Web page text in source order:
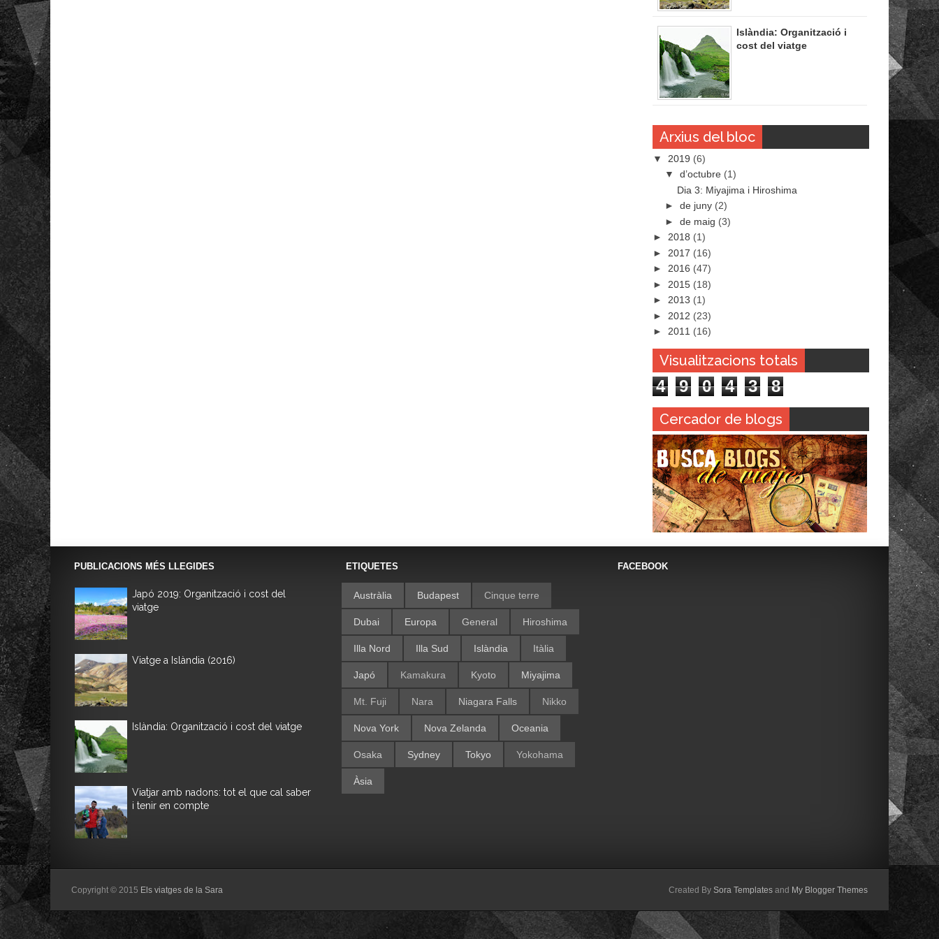
Islàndia: Organització i
cost del viatge
Arxius del bloc
▼ 2019 (6)
▼ d’octubre (1)
Dia 3: Miyajima i Hiroshima
► de juny (2)
► de maig (3)
► 2018 (1)
► 2017 (16)
► 2016 (47)
► 2015 (18)
► 2013 (1)
► 2012 (23)
► 2011 (16)
Visualitzacions totals
4 9 0 4 3 8
Cercador de blogs
PUBLICACIONS MÉS LLEGIDES
Japó 2019: Organització i cost del
viatge
Viatge a Islàndia (2016)
Islàndia: Organització i cost del viatge
Viatjar amb nadons: tot el que cal saber
i tenir en compte
ETIQUETES
Austràlia Budapest Cinque terre
Dubai Europa General Hiroshima
Illa Nord Illa Sud Islàndia Itàlia
Japó Kamakura Kyoto Miyajima
Mt. Fuji Nara Niagara Falls Nikko
Nova York Nova Zelanda Oceania
Osaka Sydney Tokyo Yokohama
Àsia
FACEBOOK
Copyright © 2015 Els viatges de la Sara Created By Sora Templates and My Blogger Themes